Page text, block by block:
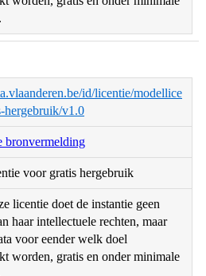
id/licentie/modellice
hergebruik/v1.0
bronvermelding
voor gratis hergebruik
licentie doet de instantie geen
haar intellectuele rechten, maar
voor eender welk doel
worden, gratis en onder minimale